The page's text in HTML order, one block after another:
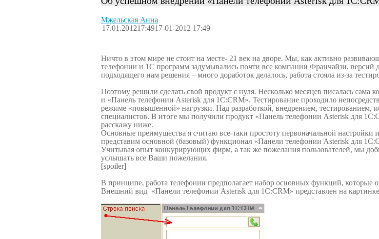
Мжельская Анна
17.01.201217:4917-01-2012 17:49
Ничто в этом мире не стоит на месте- 21 век на дворе. Мы, как активно
телефонии и 1С программ задумывались почти все компании Франчайзи,
подходящего нам решения – много доработок делалось, работа стояла из-за
Поэтому решили сделать свой продукт с нуля. Несколько месяцев писалась сама
и «Панель телефонии Asterisk для 1С:CRM». Тестирование проходило
режиме «повышенной» нагрузки. Над разработкой, внедрением, тестированием,
специалистов. В итоге мы получили продукт «Панель телефонии Asterisk для
расскажу ниже.
Основные преимущества я считаю все-таки простоту первоначальной настройки
представим основной (базовый) функционал «Панели телефонии Asterisk для
Учитывая опыт конкурирующих фирм, а так же пожелания пользователей, мы
услышать все Ваши пожелания.
[spoiler]
В принципе, работа телефонии предполагает набор основных функций,
Внешний вид «Панели телефонии Asterisk для 1С:CRM» представлен на